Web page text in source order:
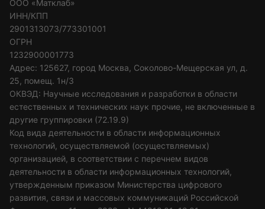
ООО «Матклаб»
ИНН/КПП
2901313073/773301001
ОГРН
1232900001773
Адрес: 125627, город Москва, Соколово-Мещерская ул, д.
25, помещ. 1н/3
ОКВЭД: Научные исследования и разработки в области
естественных и технических наук прочие, не включенные в
другие группировки (72.19.9)
Код вида деятельности в области информационных
технологий, осуществляемой (осуществляемых)
организацией, в соответствии с перечнем видов
деятельности в области информационных технологий,
утвержденным приказом Министерства цифрового
развития, связи и массовых коммуникаций Российской